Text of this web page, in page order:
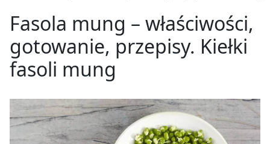
Fasola mung – właściwości,
gotowanie, przepisy. Kiełki
fasoli mung